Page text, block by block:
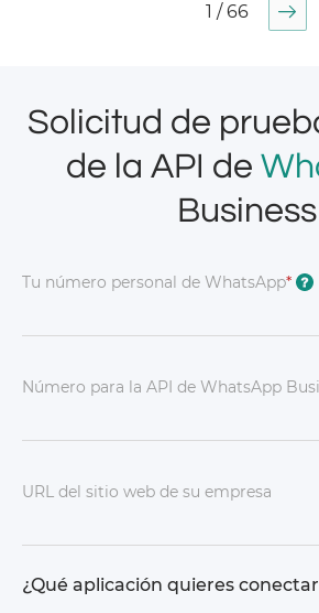
1 / 66
Solicitud de
de la API de
Business
Tu número personal de WhatsApp* ?
Número para la API de WhatsApp
URL del sitio web de su empresa
¿Qué aplicación quieres